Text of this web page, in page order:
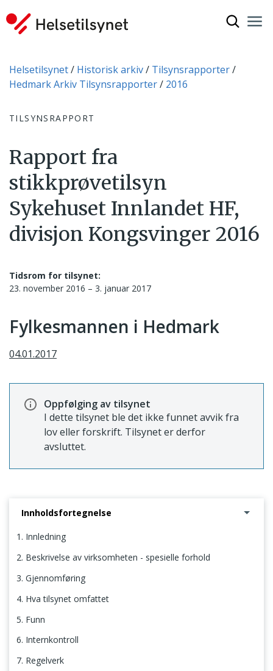
Du er her:
Helsetilsynet Historisk arkiv
Tilsynsrapporter
Hedmark Arkiv Tilsynsrapporter
2016
TILSYNSRAPPORT
Rapport fra
stikkprøvetilsyn
Sykehuset Innlandet HF,
divisjon Kongsvinger 2016
Tidsrom for tilsynet:
23. november 2016 – 3. januar 2017
Fylkesmannen i Hedmark
04.01.2017
Oppfølging av tilsynet
I dette tilsynet ble det ikke funnet avvik fra
lov eller forskrift. Tilsynet er derfor
avsluttet.
Innholdsfortegnelse
1. Innledning
2. Beskrivelse av virksomheten - spesielle forhold
3. Gjennomføring
4. Hva tilsynet omfattet
5. Funn
6. Internkontroll
7. Regelverk